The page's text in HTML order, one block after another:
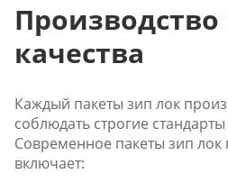
качества
Каждый пакеты зип лок
соблюдать строгие стандарты
Современное пакеты зип лок
включает: